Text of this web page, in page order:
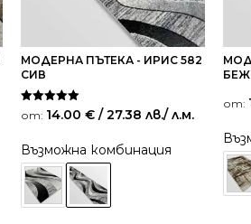
МОДЕРНА ПЪТЕКА - ИРИС 582
СИВ
Оценено на
5.00
от: 14.00 € / 27.38 лв./ л.м.
Възможна комбинация
от: